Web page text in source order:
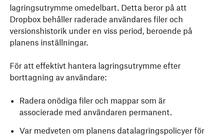
lagringsutrymme omedelbart. Detta beror på att
Dropbox behåller raderade användares filer och
versionshistorik under en viss period, beroende på
planens inställningar.
För att effektivt hantera lagringsutrymme efter
borttagning av användare:
Radera onödiga filer och mappar som är
associerade med användaren permanent.
Var medveten om planens datalagringspolicyer för